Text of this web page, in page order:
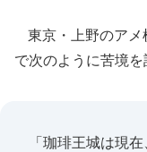
東京・上野のアメ
で次のように苦境を
「珈琲王城は現